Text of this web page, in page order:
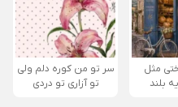
مثل
بلند
سر تو من کوره دلم ولی
تو آزاری تو دردی